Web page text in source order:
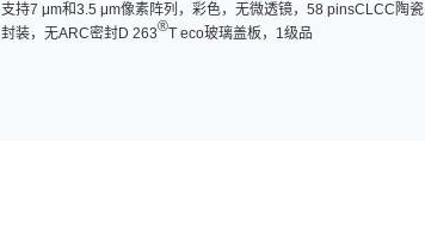
支持7 μm和3.5 μm像素阵列，彩色，无微透镜，58 pinsCLCC陶瓷
封装，无ARC密封D 263®T eco玻璃盖板，1级品